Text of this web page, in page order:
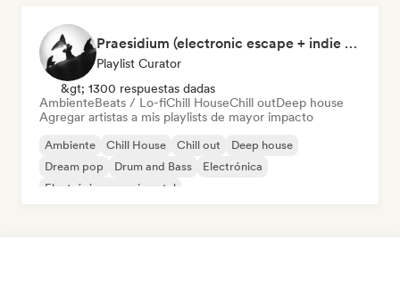
Praesidium (electronic escape + indie electronic + sad songs for doomers)
Playlist Curator
&gt; 1300 respuestas dadas
AmbienteBeats / Lo-fiChill HouseChill outDeep house
Agregar artistas a mis playlists de mayor impacto
Ambiente Chill House Chill out
Deep house
Dream pop
Drum and Bass
Electrónica
Electrónica experimental